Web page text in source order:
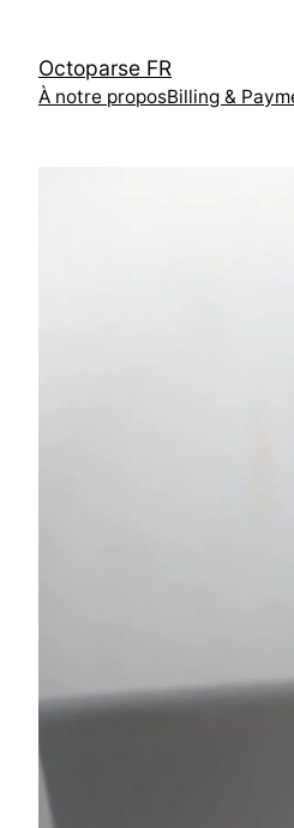
Octoparse FR
À notre proposBilling &